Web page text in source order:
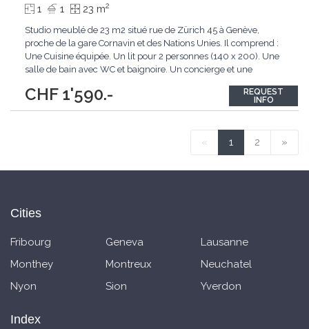
CHF 1'590.-
1 1 23 m2
Studio meublé de 23 m2 situé rue de Zürich 45 à Genève,
proche de la gare Cornavin et des Nations Unies. Il comprend :
Une Cuisine équipée. Un lit pour 2 personnes (140 x 200). Une
salle de bain avec WC et baignoire. Un concierge et une
1'590 chf / mois Charges (eau, électricité, chauffage, internet) :
190chf / mois. Location...
REQUEST
INFO
« 1 2 »
Cities
Fribourg Geneva
Lausanne
Monthey
Montreux
Neuchatel
Nyon
Sion Yverdon
Index